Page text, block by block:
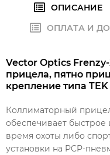
ОПИСАНИЕ
ОПЛАТА И
Vector Optics
прицела, пятно
крепление типа
Коллиматорный
обеспечивает
время охоты либо
установки на PCP-